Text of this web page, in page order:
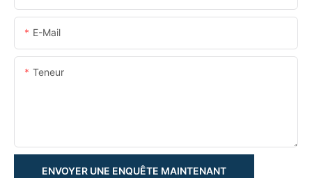
E-Mail
Teneur
ENVOYER UNE ENQUÊTE MAINTENANT